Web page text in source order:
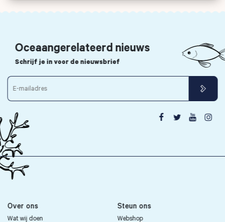
Oceaangerelateerd nieuws
Schrijf je in voor de nieuwsbrief
   
Over ons
Wat wij doen
Steun ons
Webshop